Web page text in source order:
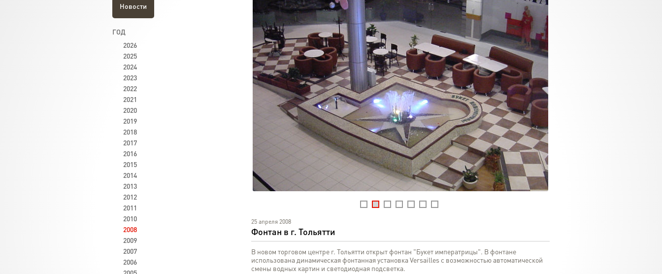
25 апреля 2008
Фонтан в г. Тольятти
В новом торговом центре г. Тольятти открыт фонтан "Букет императрицы". В фонтане
использована динамическая фонтанная установка Versailles с возможностью автоматической
смены водных картин и светодиодная подсветка.
Новости
ГОД
2026
2025
2024
2023
2022
2021
2020
2019
2018
2017
2016
2015
2014
2013
2012
2011
2010
2008
2009
2007
2006